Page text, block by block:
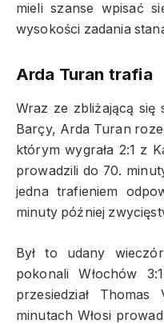
mieli szanse wpisać
wysokości zadania
Arda Turan trafia
Wraz ze zbliżającą się
Barçy, Arda Turan
którym wygrała 2:1 z
prowadzili do 70.
jedna trafieniem
minuty później
Był to udany
pokonali Włochów
przesiedział
minutach Włosi